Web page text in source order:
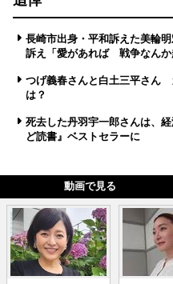
長崎市出身・平和訴えた美輪
訴え「愛があれば 戦争なんか
つげ義春さんと白土三平さん
は？
死去した丹羽宇一郎さんは、
ど読書』ベストセラーに
動画で見る